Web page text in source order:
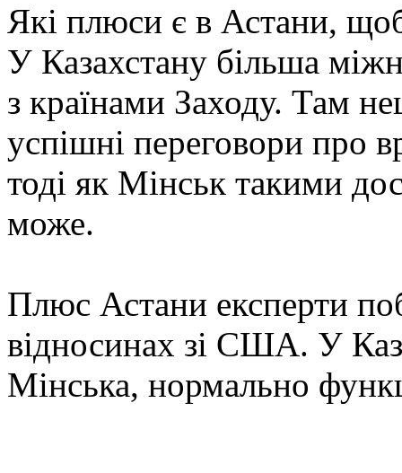
Які плюси є в Астани,
У Казахстану більша
з країнами Заходу. Там
успішні переговори про
тоді як Мінськ такими
може.
Плюс Астани експерти
відносинах зі США. У
Мінська, нормально